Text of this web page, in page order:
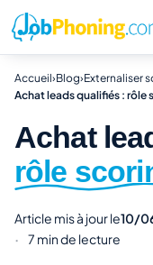
Accueil›Blog›Externaliser
Achat leads qualifiés : rôle
Achat
rôle
Article mis à jour le10/
7 min de lecture